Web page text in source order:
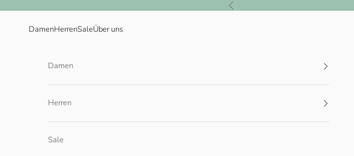
Zurück
DamenHerrenSaleÜber uns
Damen
Herren
Sale